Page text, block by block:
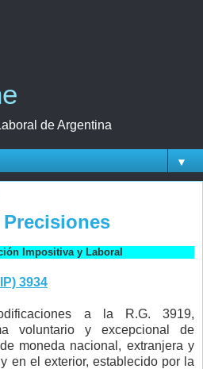
de Argentina
▼
Impositiva y Laboral
3934
a la R.G. 3919,
voluntario y excepcional de
moneda nacional, extranjera y
en el exterior, establecido por la